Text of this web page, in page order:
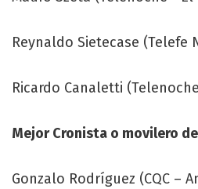
Reynaldo Sietecase (Telefe
Ricardo Canaletti
Mejor Cronista o movilero de
Gonzalo Rodríguez (CQC –